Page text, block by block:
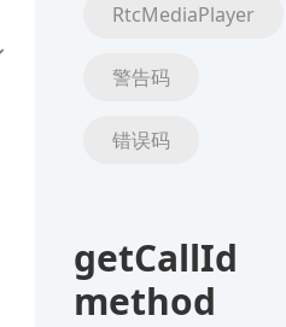
RtcMediaPlayer
警告码
错误码
getCallId
method